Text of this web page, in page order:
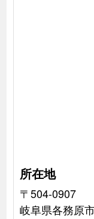
所在地
〒504-0907
岐阜県各務原